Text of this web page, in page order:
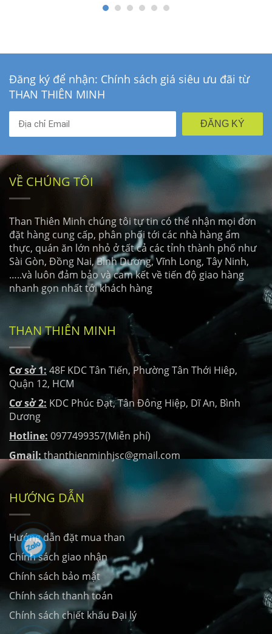
Đăng ký để nhận: Chính sách giá siêu ưu đãi từ
THAN THIÊN MINH
ĐĂNG KÝ
VỀ CHÚNG TÔI
Than Thiên Minh chúng tôi tự tin có thể nhận mọi đơn
đặt hàng cung cấp, phân phối tới các nhà hàng ẩm
thực, quán ăn lớn nhỏ ở tất cả các tỉnh thành phố như
Sài Gòn, Đồng Nai, Bình Dương, Vĩnh Long, Tây Ninh,
…..và luôn đảm bảo và cam kết về tiến độ giao hàng
nhanh gọn nhất tới khách hàng
THAN THIÊN MINH
Cơ sở 1: 48F KDC Tân Tiến, Phường Tân Thới Hiêp,
Quận 12, HCM
Cơ sở 2: KDC Phúc Đạt, Tân Đông Hiệp, Dĩ An, Bình
Dương
Hotline: 0977499357(Miễn phí)
Gmail: thanthienminhjsc@gmail.com
HƯỚNG DẪN
Hướng dẫn đặt mua than
Chính sách giao nhận
Chính sách bảo mật
Chính sách thanh toán
Chính sách chiết khấu Đại lý